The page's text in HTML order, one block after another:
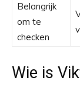
Belangrijk
om te
checken
Wie is